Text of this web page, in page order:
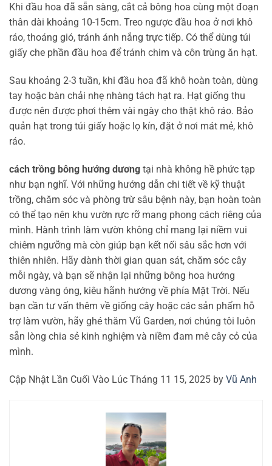
Khi đầu hoa đã sẵn sàng, cắt cả bông hoa cùng một đoạn
thân dài khoảng 10-15cm. Treo ngược đầu hoa ở nơi khô
ráo, thoáng gió, tránh ánh nắng trực tiếp. Có thể dùng túi
giấy che phần đầu hoa để tránh chim và côn trùng ăn hạt.
Sau khoảng 2-3 tuần, khi đầu hoa đã khô hoàn toàn, dùng
tay hoặc bàn chải nhẹ nhàng tách hạt ra. Hạt giống thu
được nên được phơi thêm vài ngày cho thật khô ráo. Bảo
quản hạt trong túi giấy hoặc lọ kín, đặt ở nơi mát mẻ, khô
ráo.
cách trồng bông hướng dương tại nhà không hề phức tạp
như bạn nghĩ. Với những hướng dẫn chi tiết về kỹ thuật
trồng, chăm sóc và phòng trừ sâu bệnh này, bạn hoàn toàn
có thể tạo nên khu vườn rực rỡ mang phong cách riêng của
mình. Hành trình làm vườn không chỉ mang lại niềm vui
chiêm ngưỡng mà còn giúp bạn kết nối sâu sắc hơn với
thiên nhiên. Hãy dành thời gian quan sát, chăm sóc cây
mỗi ngày, và bạn sẽ nhận lại những bông hoa hướng
dương vàng óng, kiêu hãnh hướng về phía Mặt Trời. Nếu
bạn cần tư vấn thêm về giống cây hoặc các sản phẩm hỗ
trợ làm vườn, hãy ghé thăm Vũ Garden, nơi chúng tôi luôn
sẵn lòng chia sẻ kinh nghiệm và niềm đam mê cây cỏ của
mình.
Cập Nhật Lần Cuối Vào Lúc Tháng 11 15, 2025 by Vũ Anh